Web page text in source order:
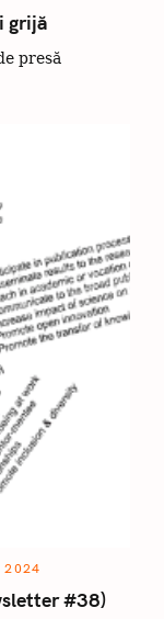
grijă
presă
2024
#38)